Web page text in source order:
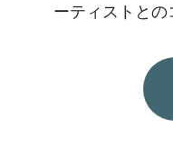
ーティストとの